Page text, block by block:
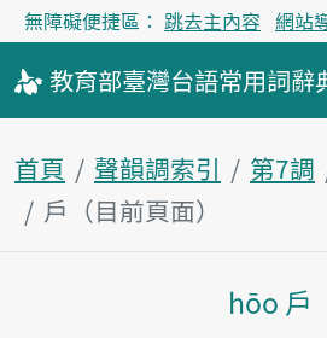
無障礙便捷區： 跳去主內容 網站
教育部臺灣台語常用詞辭
首頁 聲韻調索引 第7調
戶（目前頁面）
主內
hōo 戶